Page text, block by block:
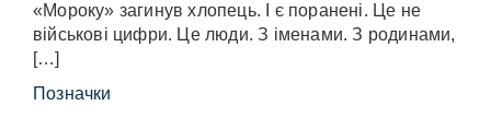
«Мороку» загинув хлопець. І є поранені. Це не
військові цифри. Це люди. З іменами. З родинами,
[…]
Позначки